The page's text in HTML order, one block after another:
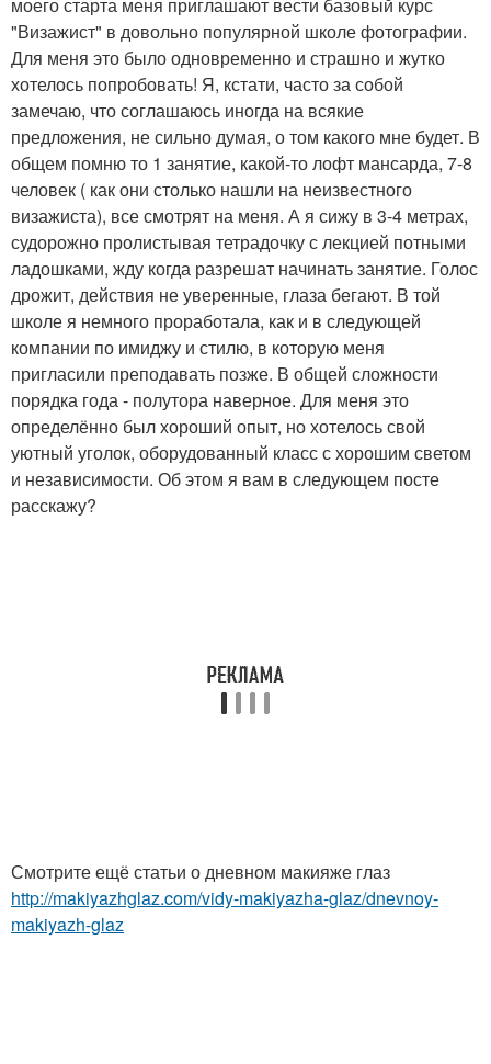
"Визажист" в довольно популярной школе фотографии.
Для меня это было одновременно и страшно и жутко
хотелось попробовать! Я, кстати, часто за собой
замечаю, что соглашаюсь иногда на всякие
предложения, не сильно думая, о том какого мне будет. В
общем помню то 1 занятие, какой-то лофт мансарда, 7-8
человек ( как они столько нашли на неизвестного
визажиста), все смотрят на меня. А я сижу в 3-4 метрах,
судорожно пролистывая тетрадочку с лекцией потными
ладошками, жду когда разрешат начинать занятие. Голос
дрожит, действия не уверенные, глаза бегают. В той
школе я немного проработала, как и в следующей
компании по имиджу и стилю, в которую меня
пригласили преподавать позже. В общей сложности
порядка года - полутора наверное. Для меня это
определённо был хороший опыт, но хотелось свой
уютный уголок, оборудованный класс с хорошим светом
и независимости. Об этом я вам в следующем посте
расскажу?
Смотрите ещё статьи о дневном макияже глаз
http://makiyazhglaz.com/vidy-makiyazha-glaz/dnevnoy-
makiyazh-glaz